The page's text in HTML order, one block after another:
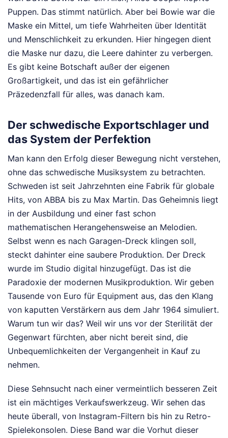
Puppen. Das stimmt natürlich. Aber bei Bowie war die
Maske ein Mittel, um tiefe Wahrheiten über Identität
und Menschlichkeit zu erkunden. Hier hingegen dient
die Maske nur dazu, die Leere dahinter zu verbergen.
Es gibt keine Botschaft außer der eigenen
Großartigkeit, und das ist ein gefährlicher
Präzedenzfall für alles, was danach kam.
Der schwedische Exportschlager und
das System der Perfektion
Man kann den Erfolg dieser Bewegung nicht verstehen,
ohne das schwedische Musiksystem zu betrachten.
Schweden ist seit Jahrzehnten eine Fabrik für globale
Hits, von ABBA bis zu Max Martin. Das Geheimnis liegt
in der Ausbildung und einer fast schon
mathematischen Herangehensweise an Melodien.
Selbst wenn es nach Garagen-Dreck klingen soll,
steckt dahinter eine saubere Produktion. Der Dreck
wurde im Studio digital hinzugefügt. Das ist die
Paradoxie der modernen Musikproduktion. Wir geben
Tausende von Euro für Equipment aus, das den Klang
von kaputten Verstärkern aus dem Jahr 1964 simuliert.
Warum tun wir das? Weil wir uns vor der Sterilität der
Gegenwart fürchten, aber nicht bereit sind, die
Unbequemlichkeiten der Vergangenheit in Kauf zu
nehmen.
Diese Sehnsucht nach einer vermeintlich besseren Zeit
ist ein mächtiges Verkaufswerkzeug. Wir sehen das
heute überall, von Instagram-Filtern bis hin zu Retro-
Spielekonsolen. Diese Band war die Vorhut dieser